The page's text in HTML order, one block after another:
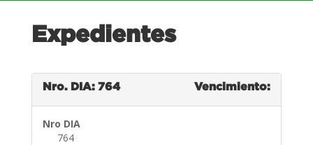
Expedientes
Nro. DIA: 764 Vencimiento:
Nro DIA
764